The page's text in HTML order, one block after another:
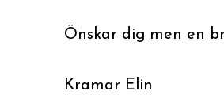
Önskar dig men en
Kramar Elin